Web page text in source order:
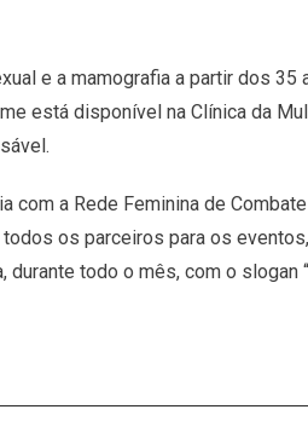
e a mamografia a partir dos 35
está disponível na Clínica da
a Rede Feminina de Combate
os parceiros para os
todo o mês, com o slogan